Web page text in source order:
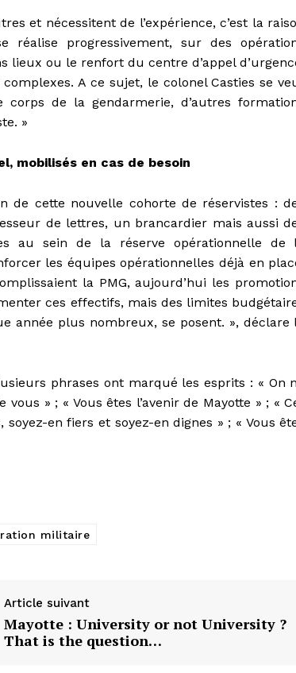
et nécessitent de l’expérience, c’est la
réalise progressivement, sur des
ou le renfort du centre d’appel
A ce sujet, le colonel Casties se
de la gendarmerie, d’autres
»
mobilisés en cas de besoin
de cette nouvelle cohorte de réservistes :
de lettres, un brancardier mais aussi
au sein de la réserve opérationnelle de
les équipes opérationnelles déjà en
la PMG, aujourd’hui les
ces effectifs, mais des limites
année plus nombreux, se posent. », déclare
phrases ont marqué les esprits : « On
» ; « Vous êtes l’avenir de Mayotte » ; «
en fiers et soyez-en dignes » ; « Vous
militaire
Article suivant
Mayotte : University or not University ?
That is the question…